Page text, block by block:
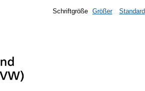
Schriftgröße Größer Standard